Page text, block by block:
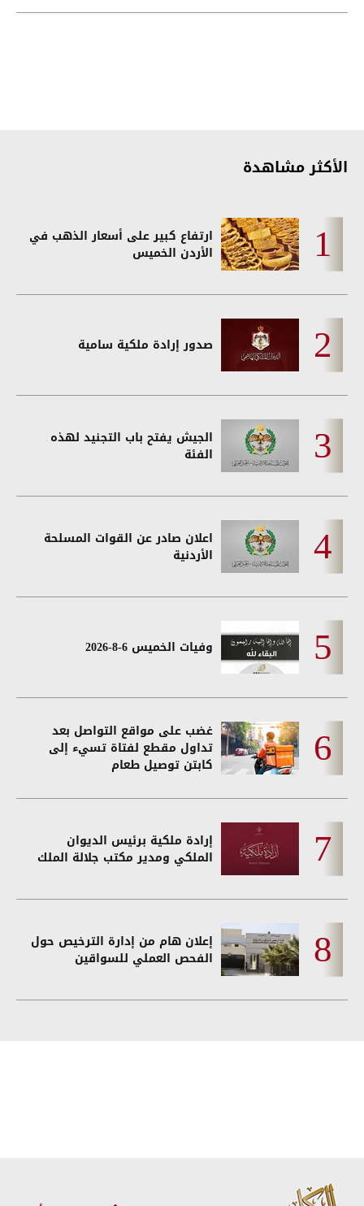
الأكثر مشاهدة
ارتفاع كبير على أسعار الذهب في
الأردن الخميس
صدور إرادة ملكية سامية
الجيش يفتح باب التجنيد لهذه
الفئة
اعلان صادر عن القوات المسلحة
الأردنية
وفيات الخميس 6-8-2026
غضب على مواقع التواصل بعد
تداول مقطع لفتاة تسيء إلى
كابتن توصيل طعام
إرادة ملكية برئيس الديوان
الملكي ومدير مكتب جلالة الملك
إعلان هام من إدارة الترخيص حول
الفحص العملي للسواقين